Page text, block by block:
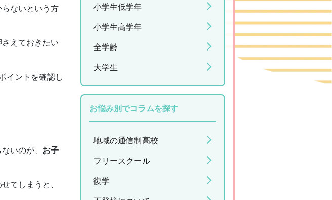
ないという方
えておきたい
イントを確認し
いのが、 お子
てしまうと、
小学生低学年
小学生高学年
全学齢
大学生
お悩み別でコラムを探す
地域の通信制高校
フリースクール
復学